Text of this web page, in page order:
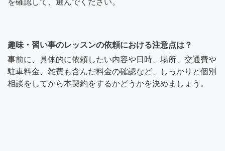
趣味・習い事のレッスンの依頼における注意点は？
事前に、具体的に依頼したい内容や日時、場所、交通費や
駐車料金、雑費も含んだ料金の確認など、しっかりと個別
相談をしてから本契約をするかどうかを決めましょう。